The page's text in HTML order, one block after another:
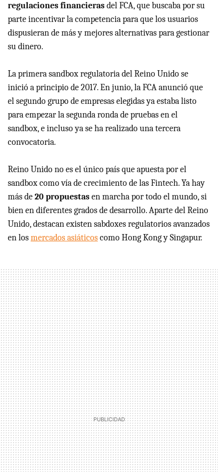
regulaciones financierasdel FCA, que buscaba por su
parte incentivar la competencia para que los usuarios
dispusieran de más y mejores alternativas para gestionar
su dinero.
La primera sandbox regulatoria del Reino Unido se
inició a principio de 2017. En junio, la FCA anunció que
el segundo grupo de empresas elegidas ya estaba listo
para empezar la segunda ronda de pruebas en el
sandbox, e incluso ya se ha realizado una tercera
convocatoria.
Reino Unido no es el único país que apuesta por el
sandbox como vía de crecimiento de las Fintech. Ya hay
más de20 propuestasen marcha por todo el mundo, si
bien en diferentes grados de desarrollo. Aparte del Reino
Unido, destacan existen sabdoxes regulatorios avanzados
en losmercados asiáticoscomo Hong Kong y Singapur.